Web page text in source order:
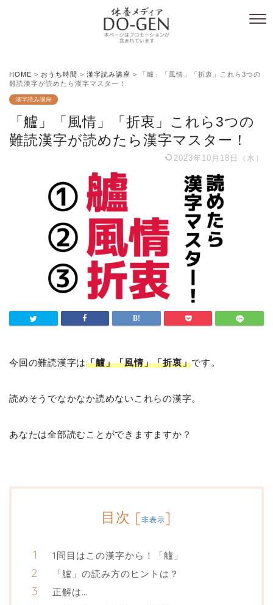
HOME > おうち時間 > 漢字読み講座 >
「艫」「風情」「折衷」これら3つの
難読漢字が読めたら漢字マスター！
漢字読み講座
「艫」「風情」「折衷」これら3つの
難読漢字が読めたら漢字マスター！
2023年10月18日（水）
今回の難読漢字は「艫」「風情」「折衷」です。
読めそうでなかなか読めないこれらの漢字。
あなたは全部読むことができますますか？
目次 [非表示]
1問目はこの漢字から！「艫」
「艫」の読み方のヒントは？
正解は…